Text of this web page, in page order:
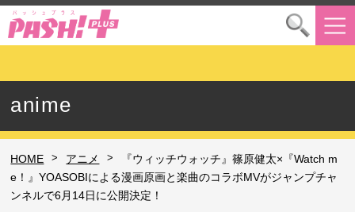
anime
HOME > アニメ >
『ウィッチウォッチ』篠原健太×『Watch m
e！』YOASOBIによる漫画原画と楽曲のコラボMVがジャンプチャ
ンネルで6月14日に公開決定！